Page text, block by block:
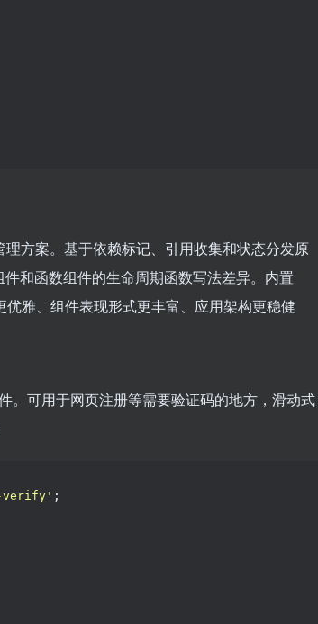
方案。基于依赖标记、引用收集和状态分发原
和函数组件的生命周期函数写法差异。内置
雅、组件表现形式更丰富、应用架构更稳健
。可用于网页注册等需要验证码的地方，滑动式
verify' ;